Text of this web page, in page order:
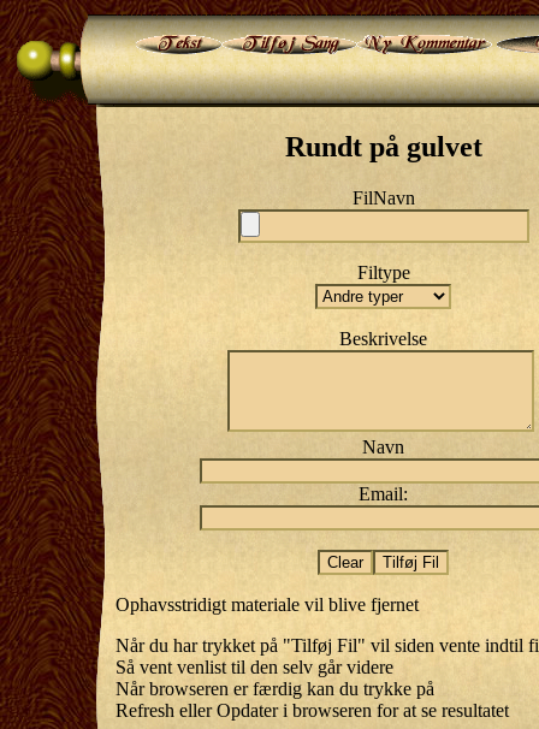
Rundt på gulvet
FilNavn
Filtype
Beskrivelse
Navn
Email:
Ophavsstridigt materiale vil blive fjernet
Når du har trykket på "Tilføj Fil" vil siden vente indtil
Så vent venlist til den selv går videre
Når browseren er færdig kan du trykke på
Refresh eller Opdater i browseren for at se resultatet